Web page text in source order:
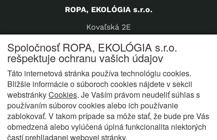
Spoločnosť ROPA, EKOLÓGIA s.r.o.
rešpektuje ochranu vašich údajov
Táto internetová stránka používa technológiu cookies.
Bližšie informácie o súboroch cookies nájdete v sekcii
webstránkyCookies. Je Vaším právom neudeliť súhlas s
používaním súborov cookies alebo ich používanie
zablokovať. V takom prípade sa môže stať, že bude pre Vás
obmedzená alebo vylúčená úplná funkcionalita niektorých
častí prehliadanej webovej stránky.
ROPA, EKOLÓGIA s.r.o.
Kovaľská 2E
Slovensko
+421 907 923 712
E-mail:office@ropaeko.sk
O nás Produkty Služby Certifikáty Referencie